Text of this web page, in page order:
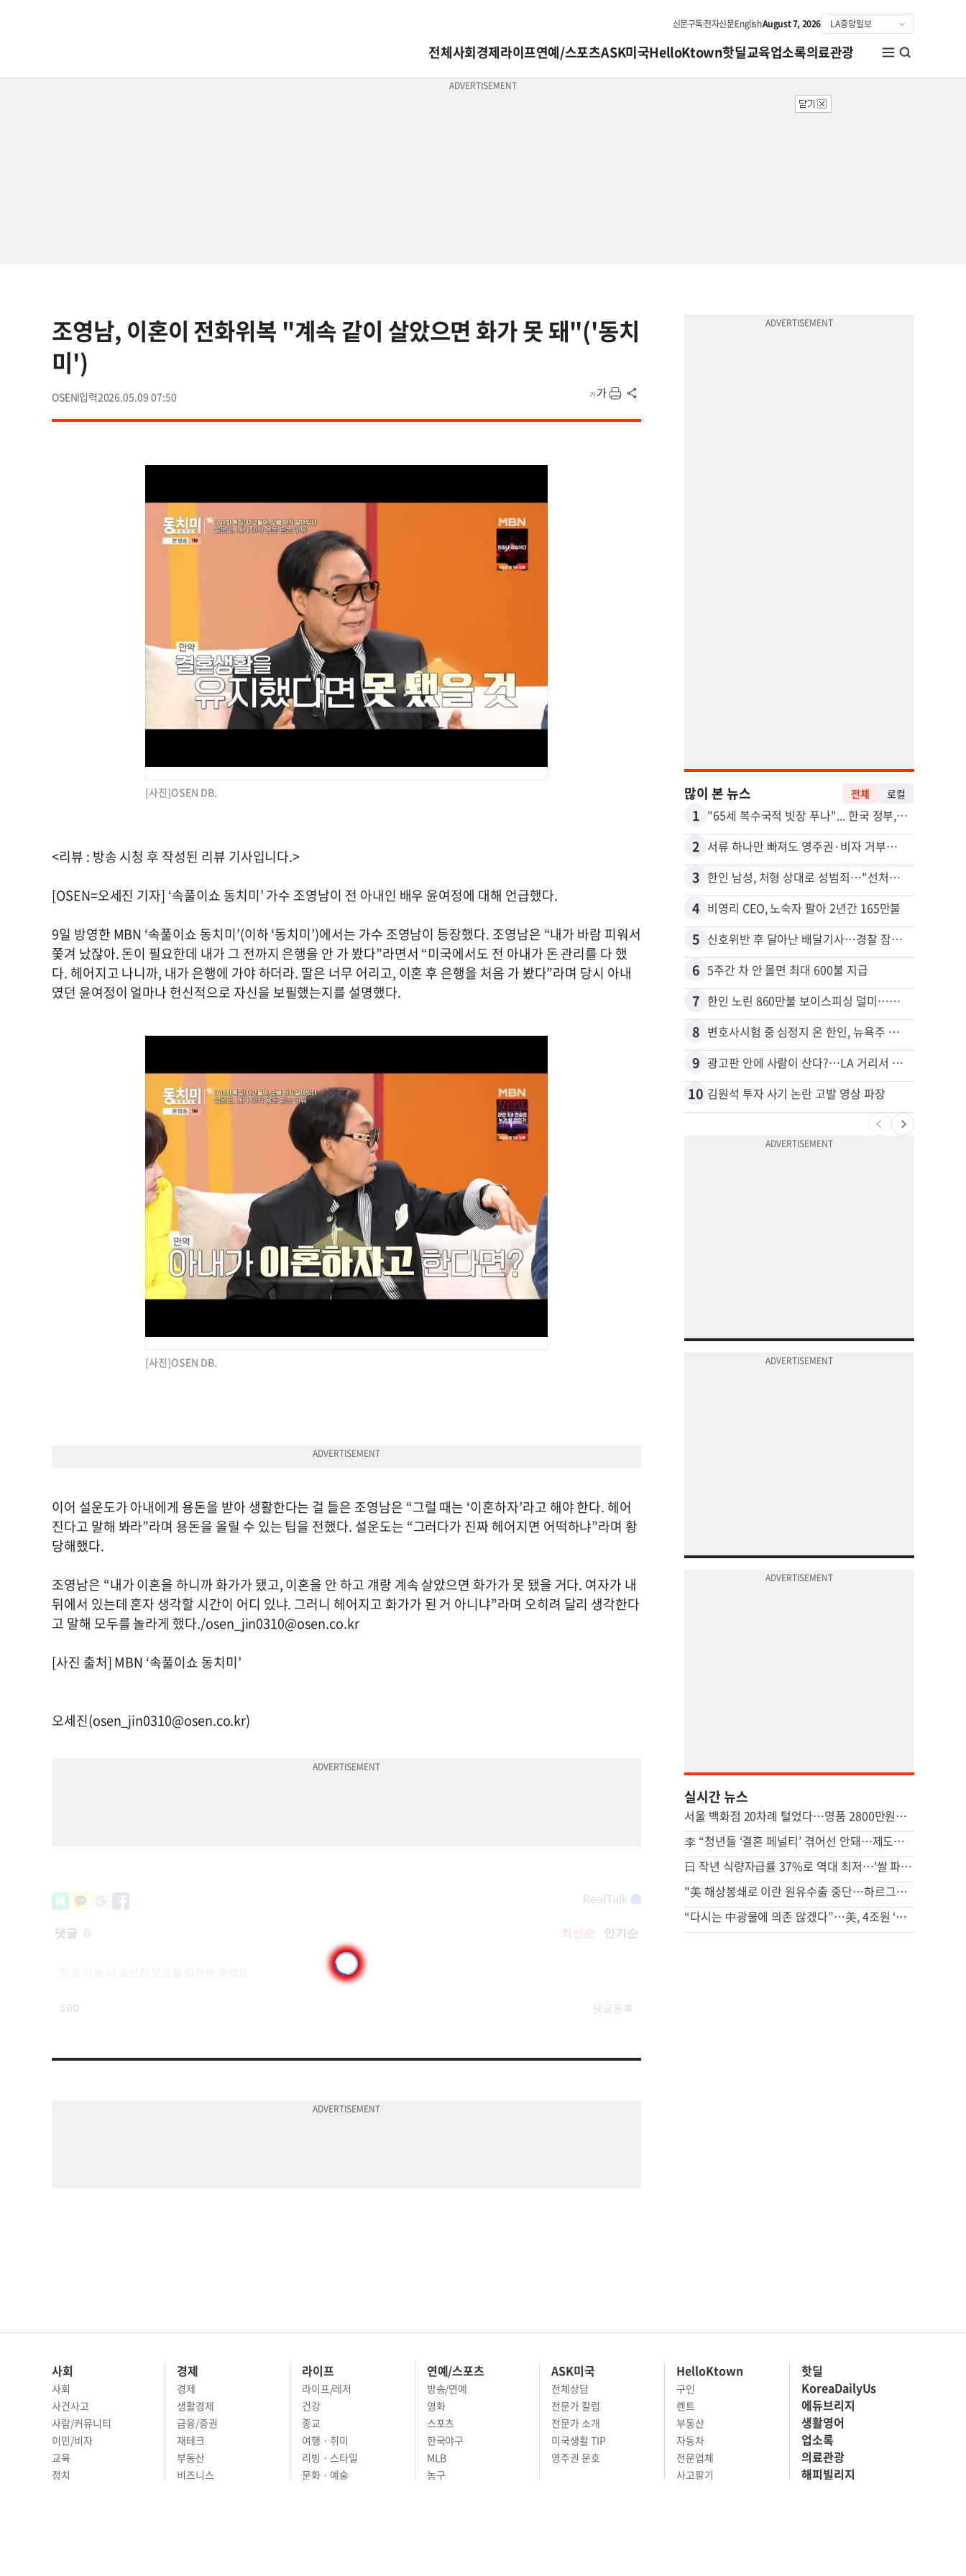
신문구독전자신문EnglishAugust 7, 2026
전체사회경제라이프연예/스포츠ASK미국HelloKtown핫딜교육업소록의료관광
조영남, 이혼이 전화위복 "계속 같이 살았으면 화가 못 돼"('동치
미')
OSEN 2026.05.09 07:50
[사진]OSEN DB.
<리뷰 : 방송 시청 후 작성된 리뷰 기사입니다.>
[OSEN=오세진 기자] ‘속풀이쇼 동치미’ 가수 조영남이 전 아내인 배우 윤여정에 대해 언급했다.
9일 방영한 MBN ‘속풀이쇼 동치미’(이하 ‘동치미’)에서는 가수 조영남이 등장했다. 조영남은 “내가 바람 피워서
쫓겨 났잖아. 돈이 필요한데 내가 그 전까지 은행을 안 가 봤다”라면서 “미국에서도 전 아내가 돈 관리를 다 했
다. 헤어지고 나니까, 내가 은행에 가야 하더라. 딸은 너무 어리고, 이혼 후 은행을 처음 가 봤다”라며 당시 아내
였던 윤여정이 얼마나 헌신적으로 자신을 보필했는지를 설명했다.
[사진]OSEN DB.
이어 설운도가 아내에게 용돈을 받아 생활한다는 걸 들은 조영남은 “그럴 때는 ‘이혼하자’라고 해야 한다. 헤어
진다고 말해 봐라”라며 용돈을 올릴 수 있는 팁을 전했다. 설운도는 “그러다가 진짜 헤어지면 어떡하냐”라며 황
당해했다.
조영남은 “내가 이혼을 하니까 화가가 됐고, 이혼을 안 하고 걔랑 계속 살았으면 화가가 못 됐을 거다. 여자가 내
뒤에서 있는데 혼자 생각할 시간이 어디 있냐. 그러니 헤어지고 화가가 된 거 아니냐”라며 오히려 달리 생각한다
고 말해 모두를 놀라게 했다./osen_jin0310@osen.co.kr
[사진 출처] MBN ‘속풀이쇼 동치미’
오세진(osen_jin0310@osen.co.kr)
많이 본 뉴스 전체 로컬
1 "65세 복수국적 빗장 푸나"... 한국 정부, 연령 완화 전면 추진
2 서류 하나만 빠져도 영주권·비자 거부…심사관 재량권 대폭 확대
3 한인 남성, 처형 상대로 성범죄…"선처해줬더니 배신자 취급"
4 비영리 CEO, 노숙자 팔아 2년간 165만불
5 신호위반 후 달아난 배달기사…경찰 잠복해 잡고보니 ‘반전’
6 5주간 차 안 몰면 최대 600불 지급
7 한인 노린 860만불 보이스피싱 덜미…영사관·한국 검찰 사칭
8 변호사시험 중 심정지 온 한인, 뉴욕주 제소
9 광고판 안에 사람이 산다?…LA 거리서 화제
10 김원석 투자 사기 논란 고발 영상 파장
실시간 뉴스
서울 백화점 20차례 털었다…명품 2800만원어치 훔친 중국인
李 “청년들 ‘결혼 페널티’ 겪어선 안돼…제도상 불이익 면밀 조사”
日 작년 식량자급률 37%로 역대 최저…'쌀 파동' 여파
"美 해상봉쇄로 이란 원유수출 중단…하르그섬 정지"
“다시는 中광물에 의존 않겠다”…美, 4조원 ‘광업 프로젝트’ 추진
사회
사회
사건사고
사람/커뮤니티
이민/비자
경제
경제
생활경제
금융/증권
재테크
라이프
라이프/레저
건강
종교
여행 · 취미
연예/스포츠
방송/연예
영화
스포츠
한국야구
ASK미국
전체상담
전문가 칼럼
전문가 소개
HelloKtown
구인
렌트
부동산
자동차
핫딜
KoreaDailyUs
에듀브리지
생활영어
업소록